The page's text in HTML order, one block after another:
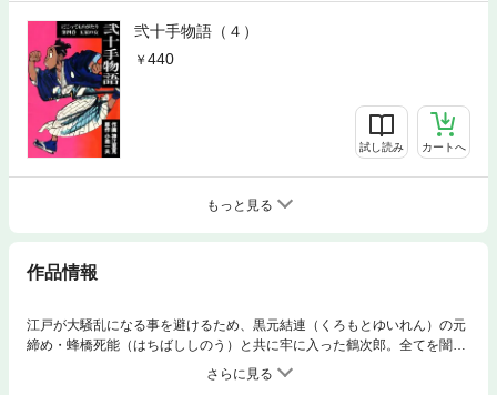
弐十手物語（４）
440
試し読み カートへ
もっと見る
作品情報
江戸が大騒乱になる事を避けるため、黒元結連（くろもとゆいれん）の元
締め・蜂橋死能（はちばししのう）と共に牢に入った鶴次郎。全てを闇か
ら闇に葬ろうとする幕府は、鶴次郎たちを処刑しようとする。しかし、霊
となった鶴次郎の妻たちは続々と人々に憑依していく……。